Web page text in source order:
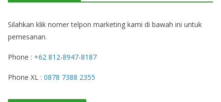
Silahkan klik nomer telpon marketing kami di bawah ini untuk
pemesanan.
Phone : +62 812-8947-8187
Phone XL : 0878 7388 2355